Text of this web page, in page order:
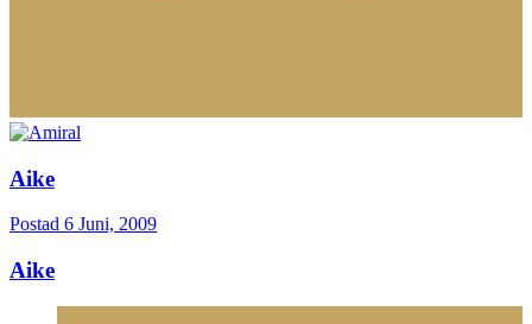
Aike
Postad 6 Juni, 2009
Aike